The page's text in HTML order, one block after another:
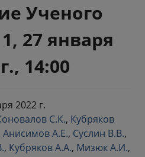
Ученого
27 января
14:00
2022 г.
С.К., Кубряков
Анисимов А.Е., Суслин В.В.,
, Кубряков А.А., Мизюк А.И.,